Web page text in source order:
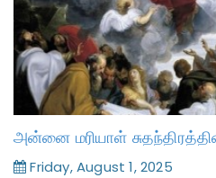
அன்னை மரியாள்
Friday, August 1, 2025